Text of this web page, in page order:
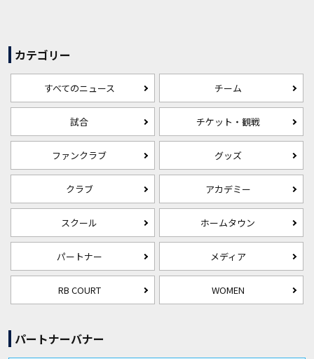
カテゴリー
すべてのニュース チーム
試合 チケット・観戦
ファンクラブ グッズ
クラブ アカデミー
スクール ホームタウン
パートナー メディア
RB COURT WOMEN
パートナーバナー